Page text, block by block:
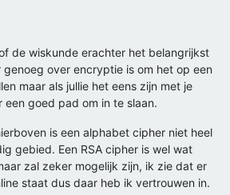
de wiskunde erachter het belangrijkst
over encryptie is om het op een
maar als jullie het eens zijn met je
goed pad om in te slaan.
is een alphabet cipher niet heel
gebied. Een RSA cipher is wel wat
zal zeker mogelijk zijn, ik zie dat er
staat dus daar heb ik vertrouwen in.